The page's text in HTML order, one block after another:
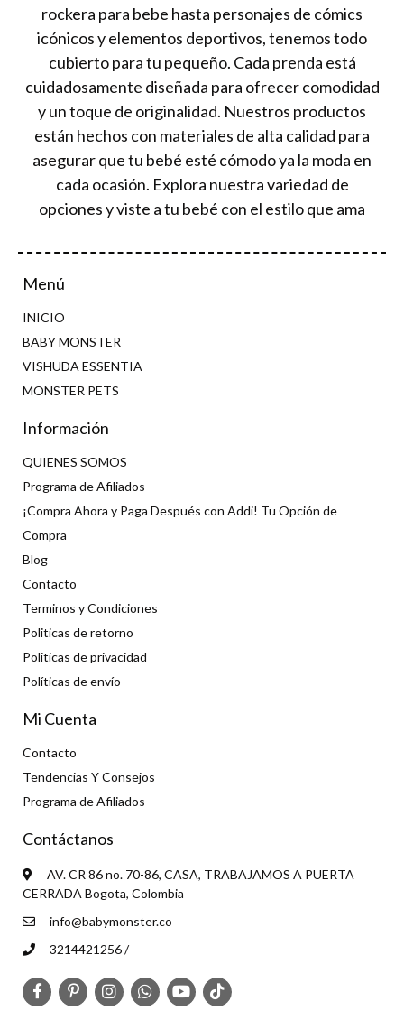
rockera para bebe hasta personajes de cómics
icónicos y elementos deportivos, tenemos todo
cubierto para tu pequeño. Cada prenda está
cuidadosamente diseñada para ofrecer comodidad
y un toque de originalidad. Nuestros productos
están hechos con materiales de alta calidad para
asegurar que tu bebé esté cómodo ya la moda en
cada ocasión. Explora nuestra variedad de
opciones y viste a tu bebé con el estilo que ama
Menú
INICIO
BABY MONSTER
VISHUDA ESSENTIA
MONSTER PETS
Información
QUIENES SOMOS
Programa de Afiliados
¡Compra Ahora y Paga Después con Addi! Tu Opción de
Compra
Blog
Contacto
Terminos y Condiciones
Politicas de retorno
Politicas de privacidad
Políticas de envío
Mi Cuenta
Contacto
Tendencias Y Consejos
Programa de Afiliados
Contáctanos
AV. CR 86 no. 70-86, CASA, TRABAJAMOS A PUERTA
CERRADA Bogota, Colombia
info@babymonster.co
3214421256 /